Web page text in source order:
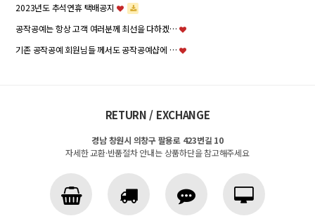
2023년도 추석연휴 택배공지
공작공예는 항상 고객 여러분께 최선을 다하겠…
기존 공작공예 회원님들 께서도 공작공예샵에 …
RETURN / EXCHANGE
경남 창원시 의창구 팔용로 423번길 10
자세한 교환·반품절차 안내는 상품하단을 참고해주세요